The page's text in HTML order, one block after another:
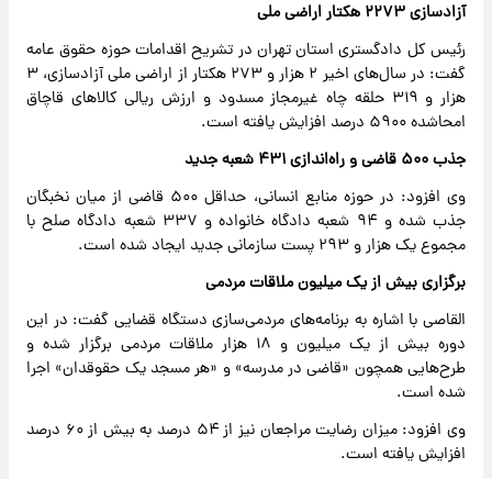
آزادسازی ۲۲۷۳ هکتار اراضی ملی
رئیس کل دادگستری استان تهران در تشریح اقدامات حوزه حقوق عامه
گفت: در سال‌های اخیر ۲ هزار و ۲۷۳ هکتار از اراضی ملی آزادسازی، ۳
هزار و ۳۱۹ حلقه چاه غیرمجاز مسدود و ارزش ریالی کالاهای قاچاق
امحاشده ۵۹۰۰ درصد افزایش یافته است.
جذب ۵۰۰ قاضی و راه‌اندازی ۴۳۱ شعبه جدید
وی افزود: در حوزه منابع انسانی، حداقل ۵۰۰ قاضی از میان نخبگان
جذب شده و ۹۴ شعبه دادگاه خانواده و ۳۳۷ شعبه دادگاه صلح با
مجموع یک هزار و ۲۹۳ پست سازمانی جدید ایجاد شده است.
برگزاری بیش از یک میلیون ملاقات مردمی
القاصی با اشاره به برنامه‌های مردمی‌سازی دستگاه قضایی گفت: در این
دوره بیش از یک میلیون و ۱۸ هزار ملاقات مردمی برگزار شده و
طرح‌هایی همچون «قاضی در مدرسه» و «هر مسجد یک حقوقدان» اجرا
شده است.
وی افزود: میزان رضایت مراجعان نیز از ۵۴ درصد به بیش از ۶۰ درصد
افزایش یافته است.